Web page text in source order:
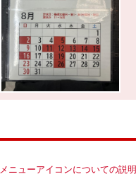
メニューアイコンについての説明